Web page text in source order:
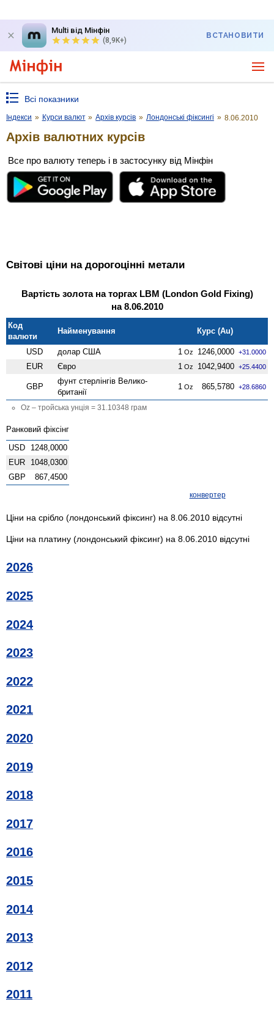
Multi від Мінфін
(8,9K+)
ВСТАНОВИТИ
Всі показники
Індекси » Курси валют » Архів курсів » Лондонські фіксингі » 8.06.2010
Архів валютних курсів
Все про валюту теперь і в застосунку від Мінфін
Світові ціни на дорогоцінні метали
Вартість золота на торгах LBM (London Gold Fixing)
на 8.06.2010
Код
валюти
Найменування Курс (Au)
USD долар США 1 Oz 1246,0000 +31.0000
EUR Євро 1 Oz 1042,9400 +25.4400
GBP
фунт стерлінгів Велико­
британії
1 Oz 865,5780 +28.6860
Oz – тройська унція = 31.10348 грам
Ранковий фіксінг
USD
1248,0000
EUR
1048,0300
GBP
867,4500
конвертер
Ціни на срібло (лондонський фіксинг) на 8.06.2010 відсутні
Ціни на платину (лондонський фіксинг) на 8.06.2010 відсутні
2026
2025
2024
2023
2022
2021
2020
2019
2018
2017
2016
2015
2014
2013
2012
2011